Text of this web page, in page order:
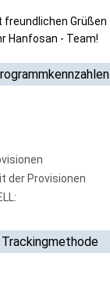
freundlichen Grüßen
Hanfosan - Team!
der Provisionen
Trackingmethode